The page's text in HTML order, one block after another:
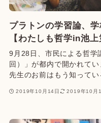
プラトンの学習論、
【わたしも哲学in池上
9月28日、市民による哲学
回）」が都内で開かれて
先生のお前はもう知ってい
2019年10月14日 2019年10月